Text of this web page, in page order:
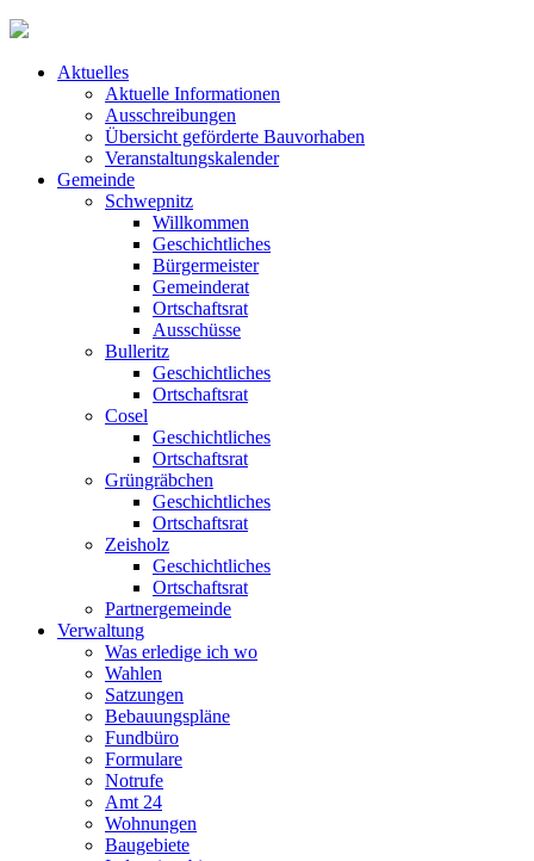
Aktuelles
Aktuelle Informationen
Ausschreibungen
Übersicht geförderte Bauvorhaben
Veranstaltungskalender
Gemeinde
Schwepnitz
Willkommen
Geschichtliches
Bürgermeister
Gemeinderat
Ortschaftsrat
Ausschüsse
Bulleritz
Geschichtliches
Ortschaftsrat
Cosel
Geschichtliches
Ortschaftsrat
Grüngräbchen
Geschichtliches
Ortschaftsrat
Zeisholz
Geschichtliches
Ortschaftsrat
Partnergemeinde
Verwaltung
Was erledige ich wo
Wahlen
Satzungen
Bebauungspläne
Fundbüro
Formulare
Notrufe
Amt 24
Wohnungen
Baugebiete